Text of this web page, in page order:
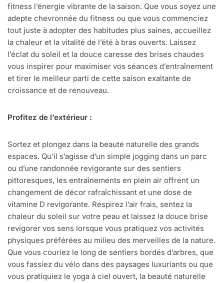
fitness l’énergie vibrante de la saison. Que vous soyez une
adepte chevronnée du fitness ou que vous commenciez
tout juste à adopter des habitudes plus saines, accueillez
la chaleur et la vitalité de l’été à bras ouverts. Laissez
l’éclat du soleil et la douce caresse des brises chaudes
vous inspirer pour maximiser vos séances d’entraînement
et tirer le meilleur parti de cette saison exaltante de
croissance et de renouveau.
Profitez de l’extérieur :
Sortez et plongez dans la beauté naturelle des grands
espaces. Qu’il s’agisse d’un simple jogging dans un parc
ou d’une randonnée revigorante sur des sentiers
pittoresques, les entraînements en plein air offrent un
changement de décor rafraîchissant et une dose de
vitamine D revigorante. Respirez l’air frais, sentez la
chaleur du soleil sur votre peau et laissez la douce brise
revigorer vos sens lorsque vous pratiquez vos activités
physiques préférées au milieu des merveilles de la nature.
Que vous couriez le long de sentiers bordés d’arbres, que
vous fassiez du vélo dans des paysages luxuriants ou que
vous pratiquiez le yoga à ciel ouvert, la beauté naturelle